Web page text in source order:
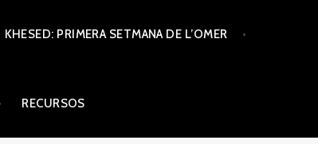
KHESED: PRIMERA SETMANA DE L’OMER
RECURSOS